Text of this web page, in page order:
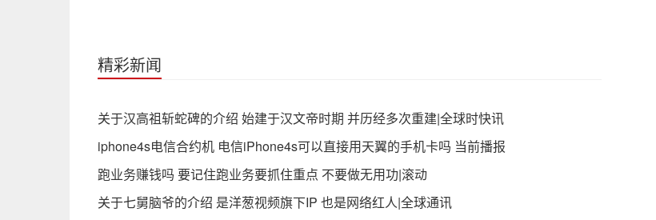
精彩新闻
关于汉高祖斩蛇碑的介绍 始建于汉文帝时期 并历经多次重建|全球时快讯
iphone4s电信合约机 电信iPhone4s可以直接用天翼的手机卡吗 当前播报
跑业务赚钱吗 要记住跑业务要抓住重点 不要做无用功|滚动
关于七舅脑爷的介绍 是洋葱视频旗下IP 也是网络红人|全球通讯